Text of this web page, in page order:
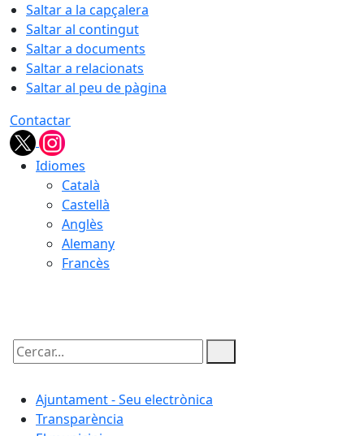
Saltar a la capçalera
Saltar al contingut
Saltar a documents
Saltar a relacionats
Saltar al peu de pàgina
Contactar
Idiomes
Català
Castellà
Anglès
Alemany
Francès
Cercar:
Ajuntament - Seu electrònica
Transparència